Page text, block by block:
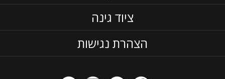
ציוד גינה
הצהרת נגישות